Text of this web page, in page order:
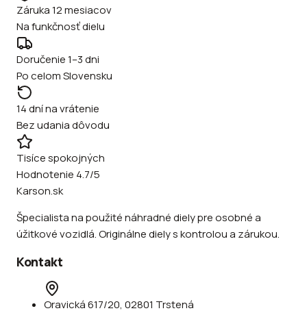
Záruka 12 mesiacov
Na funkčnosť dielu
Doručenie 1–3 dni
Po celom Slovensku
14 dní na vrátenie
Bez udania dôvodu
Tisíce spokojných
Hodnotenie 4.7/5
Karson.sk
Špecialista na použité náhradné diely pre osobné a
úžitkové vozidlá. Originálne diely s kontrolou a zárukou.
Kontakt
Oravická 617/20, 02801 Trstená